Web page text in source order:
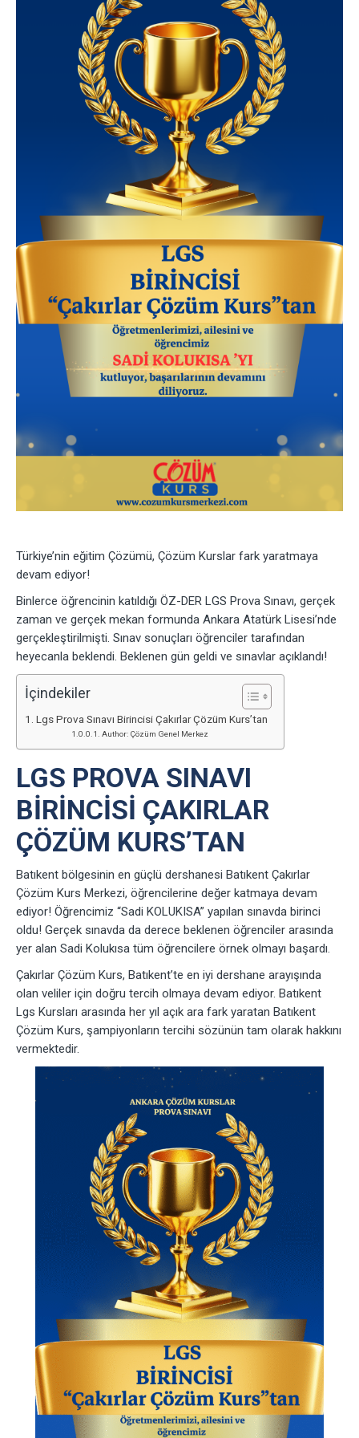
Türkiye’nin eğitim Çözümü, Çözüm Kurslar fark yaratmaya
devam ediyor!
Binlerce öğrencinin katıldığı ÖZ-DER LGS Prova Sınavı, gerçek
zaman ve gerçek mekan formunda Ankara Atatürk Lisesi’nde
gerçekleştirilmişti. Sınav sonuçları öğrenciler tarafından
heyecanla beklendi. Beklenen gün geldi ve sınavlar açıklandı!
İçindekiler
Lgs Prova Sınavı Birincisi Çakırlar Çözüm Kurs’tan
Author: Çözüm Genel Merkez
LGS PROVA SINAVI
BIRINCISI ÇAKIRLAR
ÇÖZÜM KURS’TAN
Batıkent bölgesinin en güçlü dershanesi Batıkent Çakırlar
Çözüm Kurs Merkezi, öğrencilerine değer katmaya devam
ediyor! Öğrencimiz “Sadi KOLUKISA” yapılan sınavda birinci
oldu! Gerçek sınavda da derece beklenen öğrenciler arasında
yer alan Sadi Kolukısa tüm öğrencilere örnek olmayı başardı.
Çakırlar Çözüm Kurs, Batıkent’te en iyi dershane arayışında
olan veliler için doğru tercih olmaya devam ediyor. Batıkent
Lgs Kursları arasında her yıl açık ara fark yaratan Batıkent
Çözüm Kurs, şampiyonların tercihi sözünün tam olarak hakkını
vermektedir.